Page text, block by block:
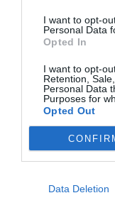
I want to opt-
Personal Data
Opted In
I want to opt-
Retention,
Personal Data
Purposes for
Opted Out
Data Deletion